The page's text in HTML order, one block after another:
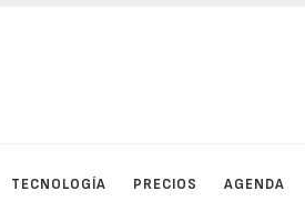
TECNOLOGÍA PRECIOS AGENDA